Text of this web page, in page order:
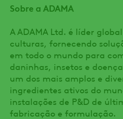
Sobre a ADAMA
A ADAMA Ltd. é líder
culturas, fornecendo
em todo o mundo para
daninhas, insetos e
um dos mais amplos e
ingredientes ativos do
instalações de P&D de
fabricação e formulação.